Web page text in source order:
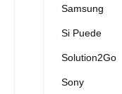
Samsung
Si Puede
Solution2Go
Sony